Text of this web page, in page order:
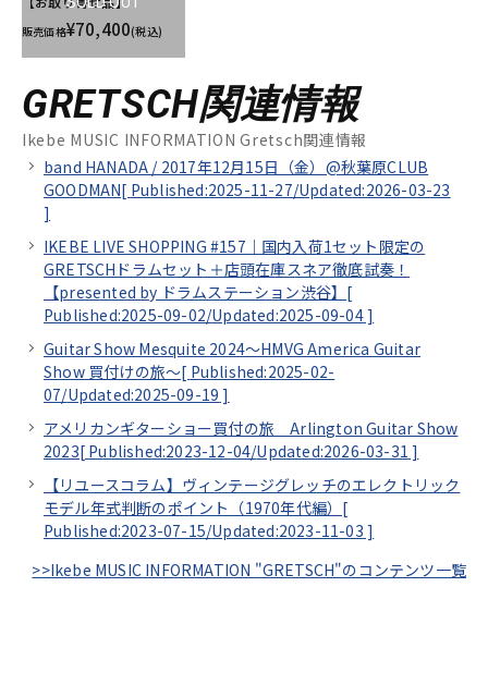
販売価格¥70,400(税込)
GRETSCH関連情報
Ikebe MUSIC INFORMATION Gretsch関連情報
band HANADA / 2017年12月15日（金）@秋葉原CLUB
GOODMAN[ Published:2025-11-27/Updated:2026-03-23
]
IKEBE LIVE SHOPPING #157｜国内入荷1セット限定の
GRETSCHドラムセット＋店頭在庫スネア徹底試奏！
【presented by ドラムステーション渋谷】[
Published:2025-09-02/Updated:2025-09-04]
Guitar Show Mesquite 2024～HMVG America Guitar
Show 買付けの旅～[ Published:2025-02-
07/Updated:2025-09-19 ]
アメリカンギターショー買付の旅 Arlington Guitar Show
2023[ Published:2023-12-04/Updated:2026-03-31 ]
【リユースコラム】ヴィンテージグレッチのエレクトリック
モデル年式判断のポイント（1970年代編）[
Published:2023-07-15/Updated:2023-11-03 ]
>>Ikebe MUSIC INFORMATION "GRETSCH"のコンテンツ一覧